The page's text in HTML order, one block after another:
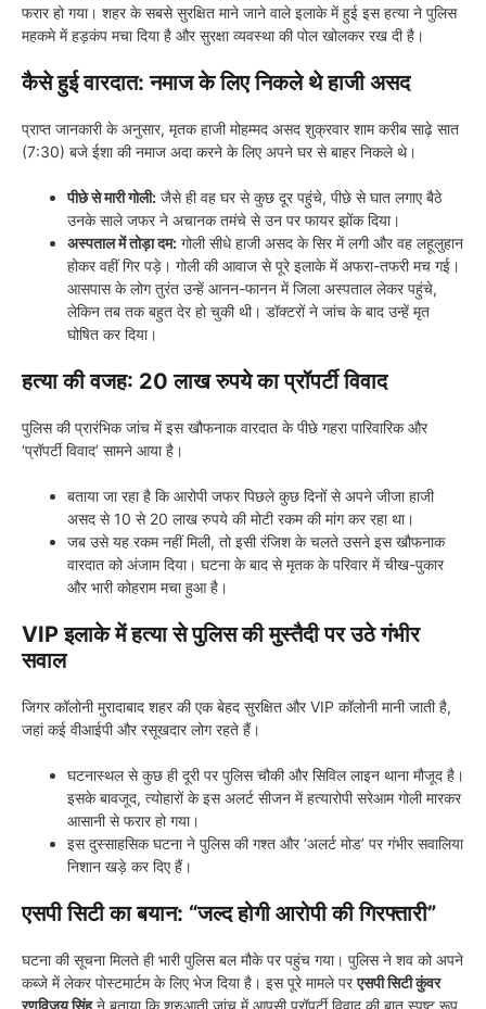
फरार हो गया। शहर के सबसे सुरक्षित माने जाने वाले इलाके में हुई इस हत्या ने पुलिस
महकमे में हड़कंप मचा दिया है और सुरक्षा व्यवस्था की पोल खोलकर रख दी है।
कैसे हुई वारदात: नमाज के लिए निकले थे हाजी असद
प्राप्त जानकारी के अनुसार, मृतक हाजी मोहम्मद असद शुक्रवार शाम करीब साढ़े सात
(7:30) बजे ईशा की नमाज अदा करने के लिए अपने घर से बाहर निकले थे।
पीछे से मारी गोली: जैसे ही वह घर से कुछ दूर पहुंचे, पीछे से घात लगाए बैठे
उनके साले जफर ने अचानक तमंचे से उन पर फायर झोंक दिया।
अस्पताल में तोड़ा दम: गोली सीधे हाजी असद के सिर में लगी और वह लहूलुहान
होकर वहीं गिर पड़े। गोली की आवाज से पूरे इलाके में अफरा-तफरी मच गई।
आसपास के लोग तुरंत उन्हें आनन-फानन में जिला अस्पताल लेकर पहुंचे,
लेकिन तब तक बहुत देर हो चुकी थी। डॉक्टरों ने जांच के बाद उन्हें मृत
घोषित कर दिया।
हत्या की वजह: 20 लाख रुपये का प्रॉपर्टी विवाद
पुलिस की प्रारंभिक जांच में इस खौफनाक वारदात के पीछे गहरा पारिवारिक और
‘प्रॉपर्टी विवाद’ सामने आया है।
बताया जा रहा है कि आरोपी जफर पिछले कुछ दिनों से अपने जीजा हाजी
असद से 10 से 20 लाख रुपये की मोटी रकम की मांग कर रहा था।
जब उसे यह रकम नहीं मिली, तो इसी रंजिश के चलते उसने इस खौफनाक
वारदात को अंजाम दिया। घटना के बाद से मृतक के परिवार में चीख-पुकार
और भारी कोहराम मचा हुआ है।
VIP इलाके में हत्या से पुलिस की मुस्तैदी पर उठे गंभीर
सवाल
जिगर कॉलोनी मुरादाबाद शहर की एक बेहद सुरक्षित और VIP कॉलोनी मानी जाती है,
जहां कई वीआईपी और रसूखदार लोग रहते हैं।
घटनास्थल से कुछ ही दूरी पर पुलिस चौकी और सिविल लाइन थाना मौजूद है।
इसके बावजूद, त्योहारों के इस अलर्ट सीजन में हत्यारोपी सरेआम गोली मारकर
आसानी से फरार हो गया।
इस दुस्साहसिक घटना ने पुलिस की गश्त और ‘अलर्ट मोड’ पर गंभीर सवालिया
निशान खड़े कर दिए हैं।
एसपी सिटी का बयान: “जल्द होगी आरोपी की गिरफ्तारी”
घटना की सूचना मिलते ही भारी पुलिस बल मौके पर पहुंच गया। पुलिस ने शव को अपने
कब्जे में लेकर पोस्टमार्टम के लिए भेज दिया है। इस पूरे मामले परएसपी सिटी कुंवर
रणविजय सिंहने बताया कि शुरुआती जांच में आपसी प्रॉपर्टी विवाद की बात स्पष्ट रूप